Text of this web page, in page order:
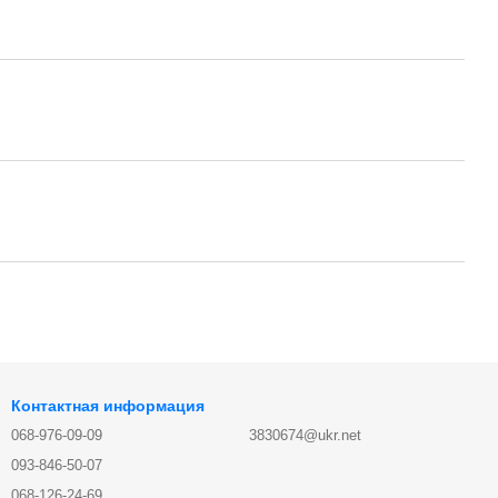
Контактная информация
068-976-09-09
093-846-50-07
3830674@ukr.net